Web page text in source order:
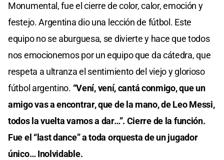
Monumental, fue el cierre de color, calor, emoción y
festejo. Argentina dio una lección de fútbol. Este
equipo no se aburguesa, se divierte y hace que todos
nos emocionemos por un equipo que da cátedra, que
respeta a ultranza el sentimiento del viejo y glorioso
fútbol argentino. “Vení, vení, cantá conmigo, que un
amigo vas a encontrar, que de la mano, de Leo Messi,
todos la vuelta vamos a dar…”. Cierre de la función.
Fue el “last dance” a toda orquesta de un jugador
único… Inolvidable.